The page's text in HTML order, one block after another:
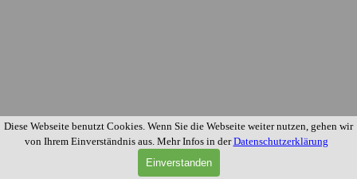
Diese Webseite benutzt Cookies. Wenn Sie die Webseite weiter nutzen, gehen wir
von Ihrem Einverständnis aus. Mehr Infos in derDatenschutzerklärung
Einverstanden